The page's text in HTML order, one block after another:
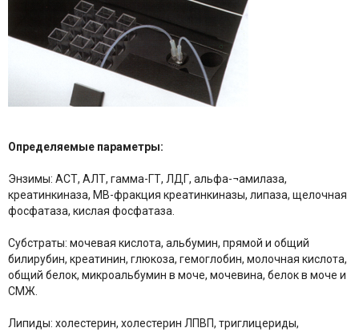
Определяемые параметры:
Энзимы: АСТ, АЛТ, гамма-ГТ, ЛДГ, альфа-¬амилаза,
креатинкиназа, МВ-фракция креатинкиназы, липаза, щелочная
фосфатаза, кислая фосфатаза.
Субстраты: мочевая кислота, альбумин, прямой и общий
билирубин, креатинин, глюкоза, гемоглобин, молочная кислота,
общий белок, микроальбумин в моче, мочевина, белок в моче и
СМЖ.
Липиды: холестерин, холестерин ЛПВП, триглицериды,